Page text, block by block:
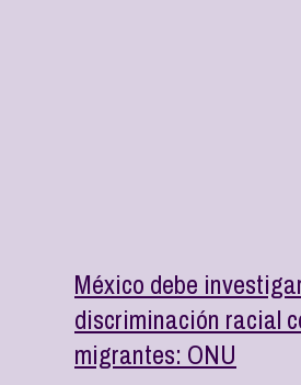
México debe
discriminación racial
migrantes: ONU